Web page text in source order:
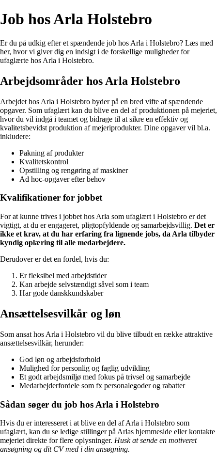
Job hos Arla Holstebro
Er du på udkig efter et spændende job hos Arla i Holstebro? Læs med
her, hvor vi giver dig en indsigt i de forskellige muligheder for
ufaglærte hos Arla i Holstebro.
Arbejdsområder hos Arla Holstebro
Arbejdet hos Arla i Holstebro byder på en bred vifte af spændende
opgaver. Som ufaglært kan du blive en del af produktionen på mejeriet,
hvor du vil indgå i teamet og bidrage til at sikre en effektiv og
kvalitetsbevidst produktion af mejeriprodukter. Dine opgaver vil bl.a.
inkludere:
Pakning af produkter
Kvalitetskontrol
Opstilling og rengøring af maskiner
Ad hoc-opgaver efter behov
Kvalifikationer for jobbet
For at kunne trives i jobbet hos Arla som ufaglært i Holstebro er det
vigtigt, at du er engageret, pligtopfyldende og samarbejdsvillig. Det er
ikke et krav, at du har erfaring fra lignende jobs, da Arla tilbyder
kyndig oplæring til alle medarbejdere.
Derudover er det en fordel, hvis du:
Er fleksibel med arbejdstider
Kan arbejde selvstændigt såvel som i team
Har gode danskkundskaber
Ansættelsesvilkår og løn
Som ansat hos Arla i Holstebro vil du blive tilbudt en række attraktive
ansættelsesvilkår, herunder:
God løn og arbejdsforhold
Mulighed for personlig og faglig udvikling
Et godt arbejdsmiljø med fokus på trivsel og samarbejde
Medarbejderfordele som fx personalegoder og rabatter
Sådan søger du job hos Arla i Holstebro
Hvis du er interesseret i at blive en del af Arla i Holstebro som
ufaglært, kan du se ledige stillinger på Arlas hjemmeside eller kontakte
mejeriet direkte for flere oplysninger. Husk at sende en motiveret
ansøgning og dit CV med i din ansøgning.